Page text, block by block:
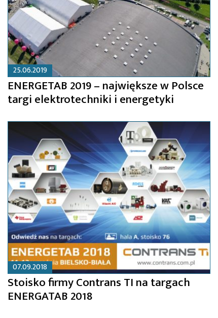
25.06.2019
ENERGETAB 2019 – największe w Polsce
targi elektrotechniki i energetyki
07.09.2018
Stoisko firmy Contrans TI na targach
ENERGATAB 2018